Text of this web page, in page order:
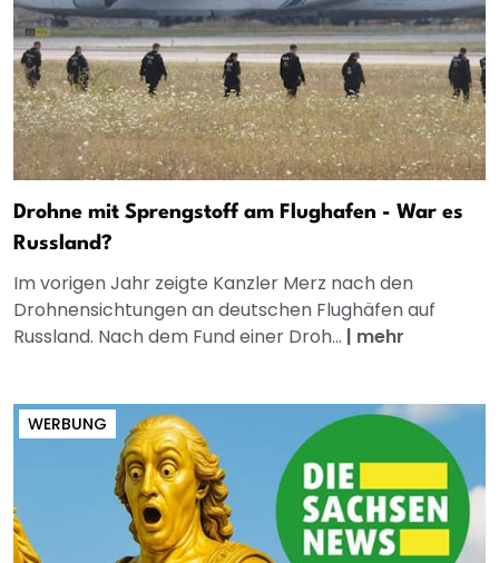
Drohne mit Sprengstoff am Flughafen - War es
Russland?
Im vorigen Jahr zeigte Kanzler Merz nach den
Drohnensichtungen an deutschen Flughäfen auf
Russland. Nach dem Fund einer Droh... | mehr
WERBUNG